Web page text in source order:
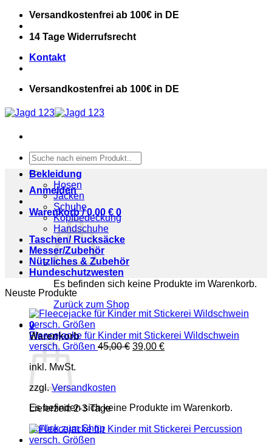
Zum
Inhalt
springen
Versandkostenfrei ab 100€ in DE
14 Tage Widerrufsrecht
Kontakt
Versandkostenfrei ab 100€ in DE
Suchen
nach:
Anmelden
Warenkorb /0,00 € 0
Es befinden sich keine Produkte im Warenkorb.
Zurück zum Shop
0
Warenkorb
Es befinden sich keine Produkte im Warenkorb.
Zurück zum Shop
Bekleidung
Hosen
Jacken
Schuhe
Kopfbedeckung
Handschuhe
Taschen/ Rucksäcke
Messer/Zubehör
Nützliches & Zubehör
Hundeschutzwesten
Neuste Produkte
Fleecejacke für Kinder mit Stickerei Wildschwein
versch. Größen 45,00€ Ursprünglicher
39,00 €Aktueller
inkl. MwSt.
zzgl.Versandkosten
Lieferzeit:2-3 Tage